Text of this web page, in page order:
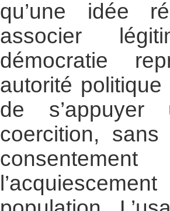
qu’une idée
associer
démocratie
autorité
de s’appuyer
coercition,